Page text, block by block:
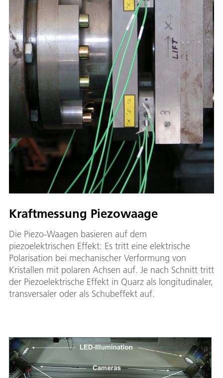
Kraftmessung Piezowaage
Die Piezo-Waagen basieren auf dem
piezoelektrischen Effekt: Es tritt eine elektrische
Polarisation bei mechanischer Verformung von
Kristallen mit polaren Achsen auf. Je nach Schnitt tritt
der Piezoelektrische Effekt in Quarz als longitudinaler,
transversaler oder als Schubeffekt auf.